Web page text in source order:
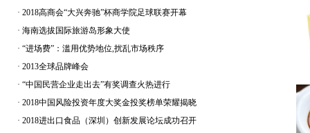
· 2018高商会“大兴奔驰”杯商学院足球联赛开幕
· 海南选拔国际旅游岛形象大使
· “进场费”：滥用优势地位,扰乱市场秩序
· 2013全球品牌峰会
· “中国民营企业走出去”有奖调查火热进行
· 2018中国风险投资年度大奖金投奖榜单荣耀揭晓
· 2018进出口食品（深圳）创新发展论坛成功召开